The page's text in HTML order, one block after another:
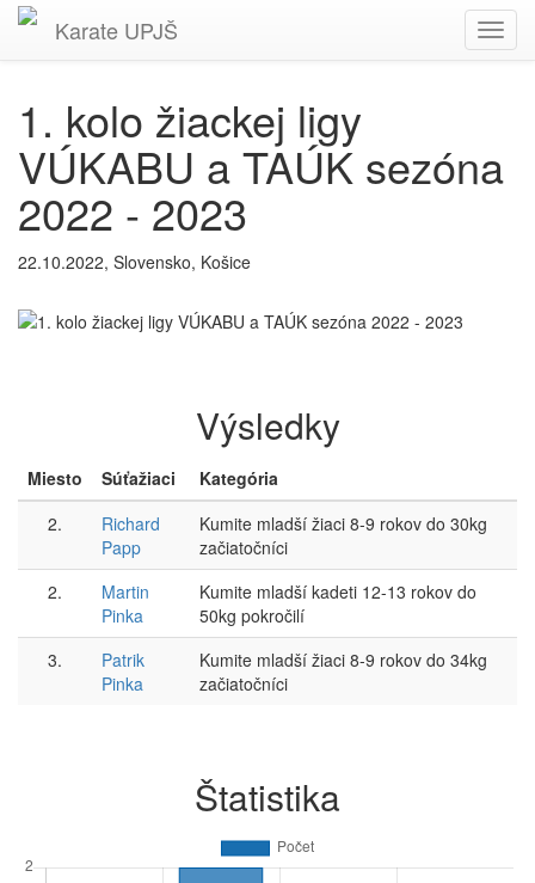
Karate UPJŠ
1. kolo žiackej ligy
VÚKABU a TAÚK sezóna
2022 - 2023
22.10.2022, Slovensko, Košice
Výsledky
Miesto Súťažiaci
Kategória
2.
Richard
Papp
Kumite mladší žiaci 8-9 rokov do 30kg
začiatočníci
2.
Martin
Pinka
Kumite mladší kadeti 12-13 rokov do
50kg pokročilí
3.
Patrik
Pinka
Kumite mladší žiaci 8-9 rokov do 34kg
začiatočníci
Štatistika